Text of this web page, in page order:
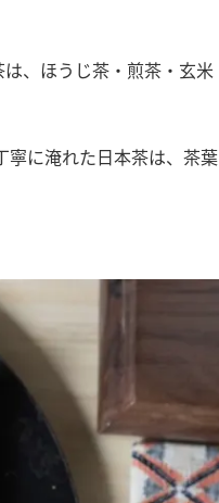
、ほうじ茶・煎茶・玄米
寧に淹れた日本茶は、茶葉